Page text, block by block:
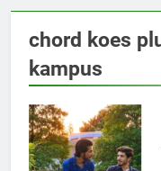
chord koes
kampus